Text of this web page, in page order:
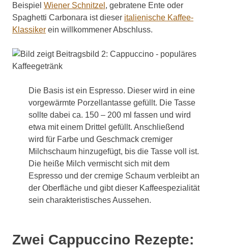
Beispiel Wiener Schnitzel , gebratene Ente oder
Spaghetti Carbonara ist dieser italienische Kaffee-
Klassiker ein willkommener Abschluss.
Die Basis ist ein Espresso. Dieser wird in eine
vorgewärmte Porzellantasse gefüllt. Die Tasse
sollte dabei ca. 150 – 200 ml fassen und wird
etwa mit einem Drittel gefüllt. Anschließend
wird für Farbe und Geschmack cremiger
Milchschaum hinzugefügt, bis die Tasse voll ist.
Die heiße Milch vermischt sich mit dem
Espresso und der cremige Schaum verbleibt an
der Oberfläche und gibt dieser Kaffeespezialität
sein charakteristisches Aussehen.
Zwei Cappuccino Rezepte: